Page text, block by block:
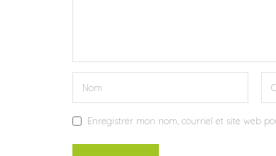
Enregistrer mon nom, courriel et site web